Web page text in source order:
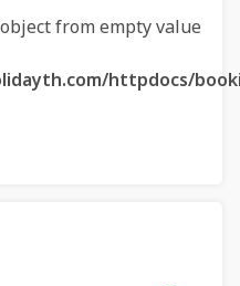
from empty value
httpdocs/